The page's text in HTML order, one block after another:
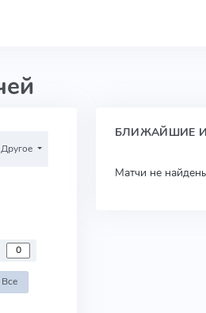
Другое
Все
БЛИЖАЙШИЕ
Матчи не